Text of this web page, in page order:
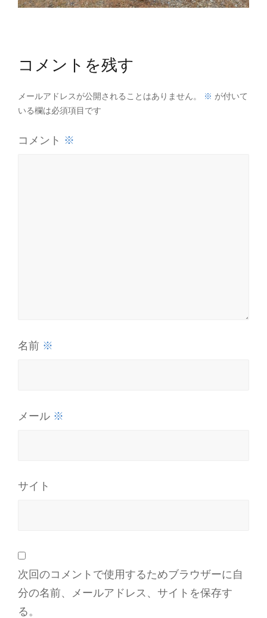
コメントを残す
メールアドレスが公開されることはありません。 ※ が付いて
いる欄は必須項目です
コメント ※
名前 ※
メール ※
サイト
次回のコメントで使用するためブラウザーに自
分の名前、メールアドレス、サイトを保存す
る。